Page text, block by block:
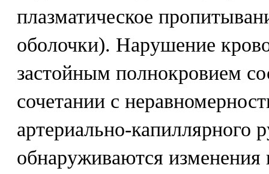
плазматическое
оболочки). Нарушение
застойным полнокровием
сочетании с
артериально-капиллярного
обнаруживаются изменения